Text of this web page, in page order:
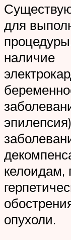
для
наличие
келоидам,
опухоли.